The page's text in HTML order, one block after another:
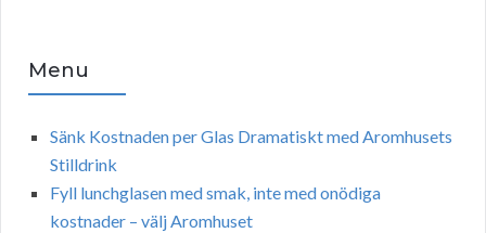
Menu
Sänk Kostnaden per Glas Dramatiskt med Aromhusets
Stilldrink
Fyll lunchglasen med smak, inte med onödiga
kostnader – välj Aromhuset